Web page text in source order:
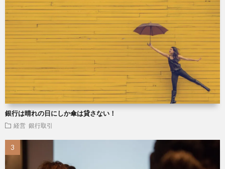
銀行は晴れの日にしか傘は貸さない！
経営 銀行取引